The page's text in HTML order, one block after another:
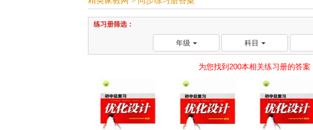
练习册筛选：
年级 科目
为您找到200本相关练习册的答案